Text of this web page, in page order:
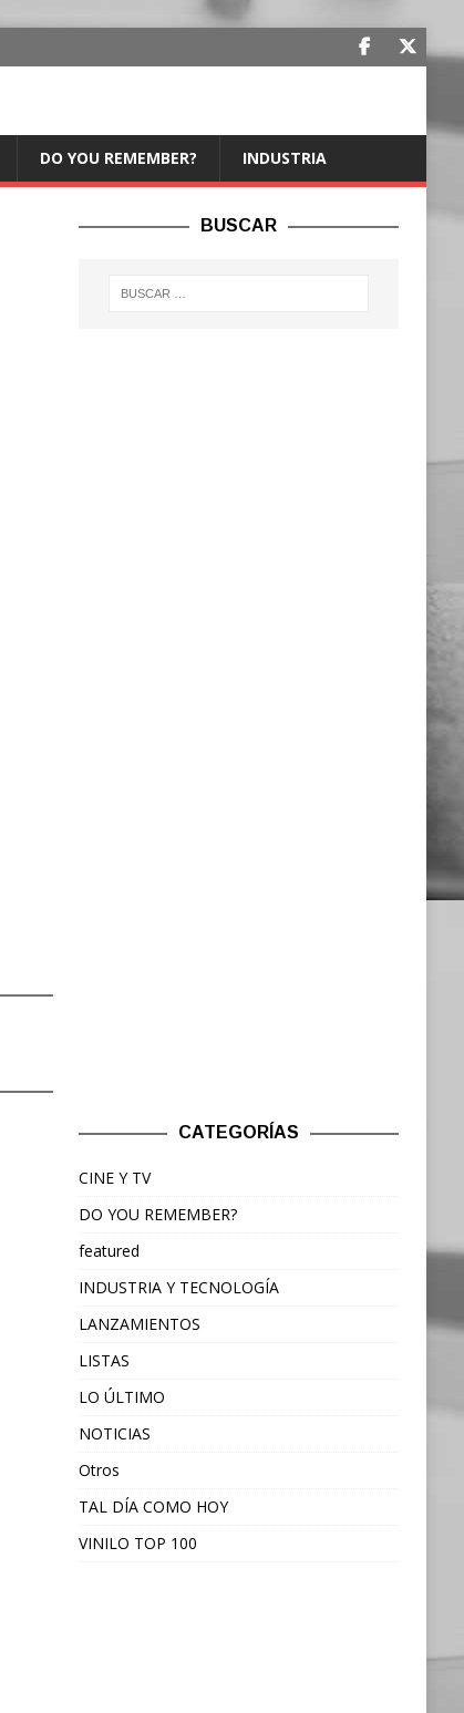
DO YOU REMEMBER? INDUSTRIA
BUSCAR
CATEGORÍAS
CINE Y TV
DO YOU REMEMBER?
featured
INDUSTRIA Y TECNOLOGÍA
LANZAMIENTOS
LISTAS
LO ÚLTIMO
NOTICIAS
Otros
TAL DÍA COMO HOY
VINILO TOP 100